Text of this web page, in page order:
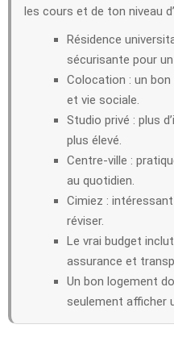
les cours et de ton niveau
Résidence
sécurisante pour
Colocation : un
et vie sociale.
Studio privé : plus
plus élevé.
Centre-ville :
au quotidien.
Cimiez :
réviser.
Le vrai budget
assurance et
Un bon logement
seulement afficher